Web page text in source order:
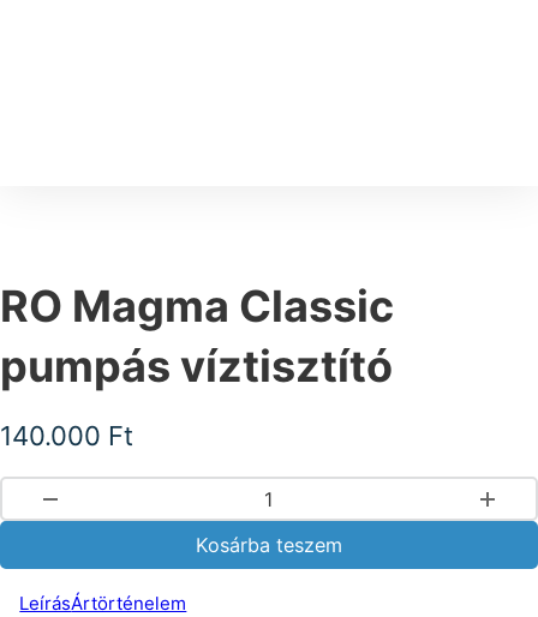
RO Magma Classic
pumpás víztisztító
140.000 Ft
RO Magma Classic pumpás víztisztító mennyiség
Kosárba teszem
LeírásÁrtörténelem